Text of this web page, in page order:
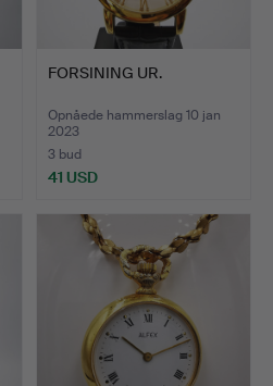
FORSINING UR.
Opnåede hammerslag 10 jan
2023
3 bud
41 USD